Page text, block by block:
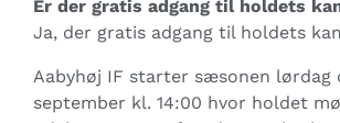
Er der gratis adgang til holdets
Ja, der gratis adgang til holdets
Aabyhøj IF starter sæsonen lørdag
september kl. 14:00 hvor holdet